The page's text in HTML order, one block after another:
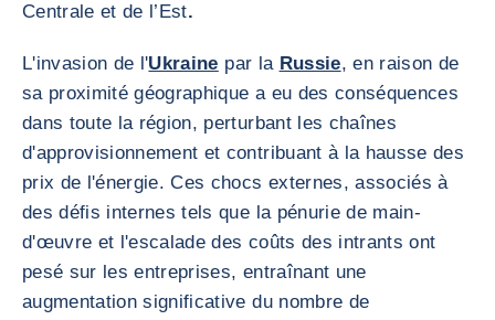
Centrale et de l’Est.
L'invasion de l'Ukraine par la Russie, en raison de
sa proximité géographique a eu des conséquences
dans toute la région, perturbant les chaînes
d'approvisionnement et contribuant à la hausse des
prix de l'énergie. Ces chocs externes, associés à
des défis internes tels que la pénurie de main-
d'œuvre et l'escalade des coûts des intrants ont
pesé sur les entreprises, entraînant une
augmentation significative du nombre de